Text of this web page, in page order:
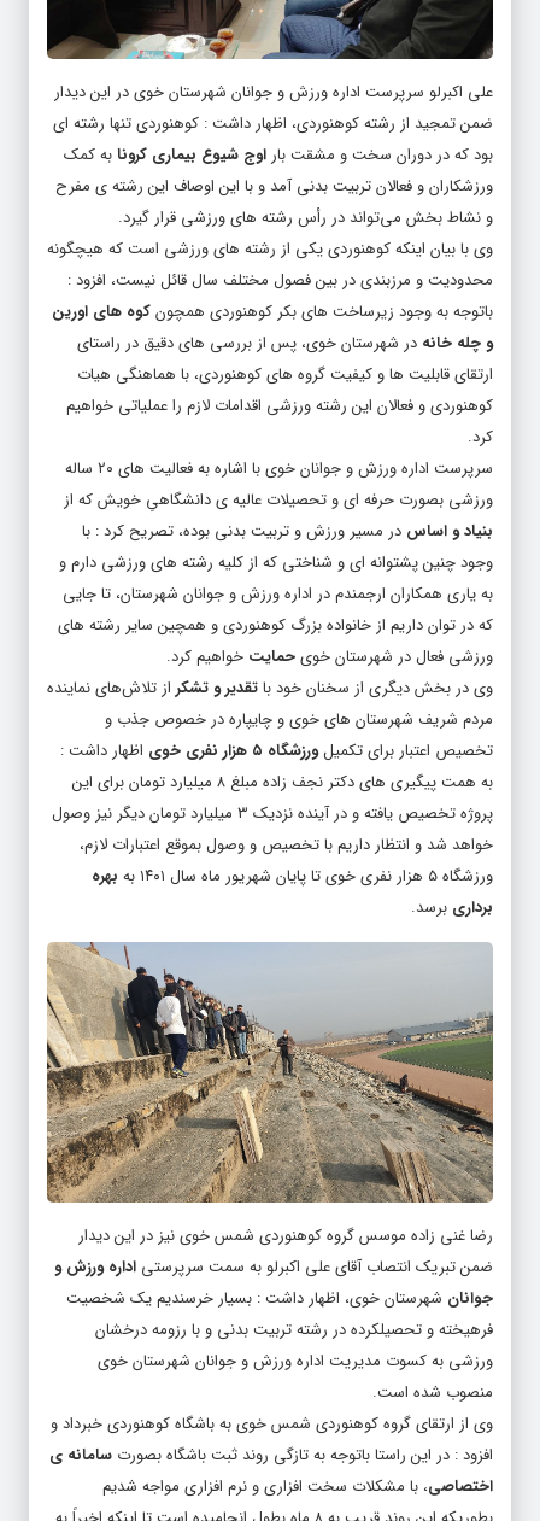
علی اکبرلو سرپرست اداره ورزش و جوانان شهرستان خوی در این دیدار
ضمن تمجید از رشته کوهنوردی، اظهار داشت : کوهنوردی تنها رشته ای
بود که در دوران سخت و مشقت بار اوج شیوع بیماری کرونابه کمک
ورزشکاران و فعالان تربیت بدنی آمد و با این اوصاف این رشته ی مفرح
و نشاط بخش می‌تواند در رأس رشته های ورزشی قرار گیرد.
وی با بیان اینکه کوهنوردی یکی از رشته های ورزشی است که هیچگونه
محدودیت و مرزبندی در بین فصول مختلف سال قائل نیست، افزود :
باتوجه به وجود زیرساخت های بکر کوهنوردی همچونکوه های اورین
و چله خانه در شهرستان خوی، پس از بررسی های دقیق در راستای
ارتقای قابلیت ها و کیفیت گروه های کوهنوردی، با هماهنگی هیات
کوهنوردی و فعالان این رشته ورزشی اقدامات لازم را عملیاتی خواهیم
کرد.
سرپرست اداره ورزش و جوانان خوی با اشاره به فعالیت های ۲۰ ساله
ورزشی بصورت حرفه ای و تحصیلات عالیه ی دانشگاهیِ خویش که از
بنیاد و اساس در مسیر ورزش و تربیت بدنی بوده، تصریح کرد : با
وجود چنین پشتوانه ای و شناختی که از کلیه رشته های ورزشی دارم و
به یاری همکاران ارجمندم در اداره ورزش و جوانان شهرستان، تا جایی
که در توان داریم از خانواده بزرگ کوهنوردی و همچین سایر رشته های
ورزشی فعال در شهرستان خویحمایت خواهیم کرد.
وی در بخش دیگری از سخنان خود باتقدیر و تشکر از تلاش‌های نماینده
مردم شریف شهرستان های خوی و چایپاره در خصوص جذب و
تخصیص اعتبار برای تکمیلورزشگاه ۵ هزار نفری خوی
اظهار داشت :
به همت پیگیری های دکتر نجف زاده مبلغ ۸ میلیارد تومان برای این
پروژه تخصیص یافته و در آینده نزدیک ۳ میلیارد تومان دیگر نیز وصول
خواهد شد و انتظار داریم با تخصیص و وصول بموقع اعتبارات لازم،
ورزشگاه ۵ هزار نفری خوی تا پایان شهریور ماه سال ۱۴۰۱ به
بهره
برداری برسد.
رضا غنی زاده موسس گروه کوهنوردی شمس خوی نیز در این دیدار
ضمن تبریک انتصاب آقای علی اکبرلو به سمت سرپرستی اداره ورزش و
جوانان شهرستان خوی، اظهار داشت : بسیار خرسندیم یک شخصیت
فرهیخته و تحصیلکرده در رشته تربیت بدنی و با رزومه درخشان
ورزشی به کسوت مدیریت اداره ورزش و جوانان شهرستان خوی
منصوب شده است.
وی از ارتقای گروه کوهنوردی شمس خوی به باشگاه کوهنوردی خبرداد و
افزود : در این راستا باتوجه به تازگی روند ثبت باشگاه بصورت سامانه ی
اختصاصی، با مشکلات سخت افزاری و نرم افزاری مواجه شدیم